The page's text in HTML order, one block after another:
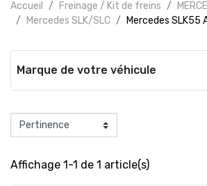
Accueil Freinage / Kit de freins
Mercedes SLK/SLC
Mercedes SLK55
Marque de votre véhicule
Affichage 1-1 de 1 article(s)